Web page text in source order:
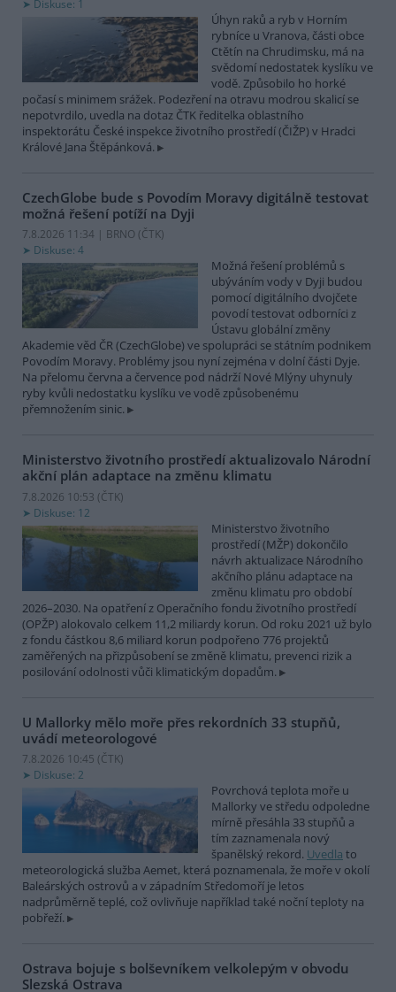
Diskuse: 1
Úhyn raků a ryb v Horním
rybníce u Vranova, části obce
Ctětín na Chrudimsku, má na
svědomí nedostatek kyslíku ve
vodě. Způsobilo ho horké
počasí s minimem srážek. Podezření na otravu modrou skalicí se
nepotvrdilo, uvedla na dotaz ČTK ředitelka oblastního
inspektorátu České inspekce životního prostředí (ČIŽP) v Hradci
Králové Jana Štěpánková.
CzechGlobe bude s Povodím Moravy digitálně testovat
možná řešení potíží na Dyji
7.8.2026 11:34 | BRNO (ČTK)
Diskuse: 4
Možná řešení problémů s
ubýváním vody v Dyji budou
pomocí digitálního dvojčete
povodí testovat odborníci z
Ústavu globální změny
Akademie věd ČR (CzechGlobe) ve spolupráci se státním podnikem
Povodím Moravy. Problémy jsou nyní zejména v dolní části Dyje.
Na přelomu června a července pod nádrží Nové Mlýny uhynuly
ryby kvůli nedostatku kyslíku ve vodě způsobenému
přemnožením sinic.
Ministerstvo životního prostředí aktualizovalo Národní
akční plán adaptace na změnu klimatu
7.8.2026 10:53 (ČTK)
Diskuse: 12
Ministerstvo životního
prostředí (MŽP) dokončilo
návrh aktualizace Národního
akčního plánu adaptace na
změnu klimatu pro období
2026–2030. Na opatření z Operačního fondu životního prostředí
(OPŽP) alokovalo celkem 11,2 miliardy korun. Od roku 2021 už bylo
z fondu částkou 8,6 miliard korun podpořeno 776 projektů
zaměřených na přizpůsobení se změně klimatu, prevenci rizik a
posilování odolnosti vůči klimatickým dopadům.
U Mallorky mělo moře přes rekordních 33 stupňů,
uvádí meteorologové
7.8.2026 10:45 (ČTK)
Diskuse: 2
Povrchová teplota moře u
Mallorky ve středu odpoledne
mírně přesáhla 33 stupňů a
tím zaznamenala nový
španělský rekord. Uvedla to
meteorologická služba Aemet, která poznamenala, že moře v okolí
Baleárských ostrovů a v západním Středomoří je letos
nadprůměrně teplé, což ovlivňuje například také noční teploty na
pobřeží.
Ostrava bojuje s bolševníkem velkolepým v obvodu
Slezská Ostrava